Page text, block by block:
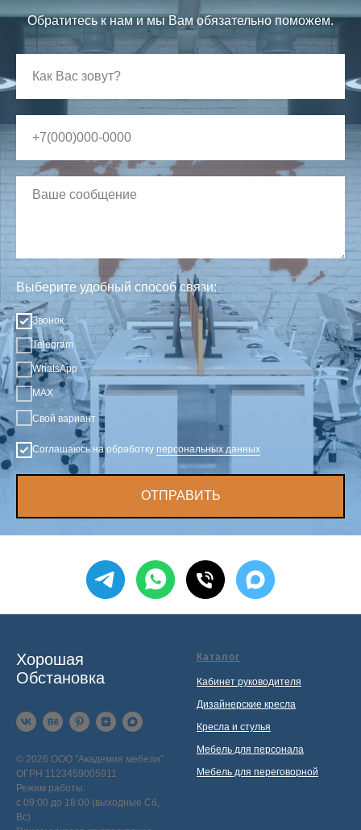
Обратитесь к нам и мы Вам обязательно поможем.
Выберите удобный способ связи:
Звонок
Telegram
WhatsApp
MAX
Свой вариант
Соглашаюсь на обработку персональных данных
ОТПРАВИТЬ
Хорошая
Обстановка
© 2026 ООО "Академия мебели"
ОГРН 1123459005911
Режим работы:
с 09:00 до 18:00 (выходные Сб,
Вс)
Каталог
Кабинет руководителя
Дизайнерские кресла
Кресла и стулья
Мебель для персонала
Мебель для переговорной